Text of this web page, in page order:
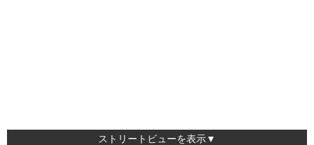
ストリートビューを表示▼